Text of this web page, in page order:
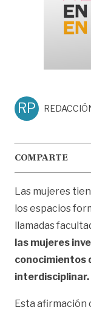
RP
COMPARTE
Las mujeres
los espacios
llamadas
las mujeres
conocimientos
interdisciplinar.
Esta